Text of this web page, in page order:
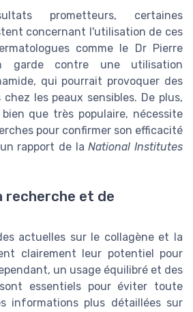
prometteurs, certaines
concernant l'utilisation de ces
comme le Dr Pierre
garde contre une utilisation
qui pourrait provoquer des
les peaux sensibles. De plus,
que très populaire, nécessite
pour confirmer son efficacité
rapport de laNational Institutes
recherche et de
actuelles sur le collagène et la
clairement leur potentiel pour
un usage équilibré et des
essentiels pour éviter toute
informations plus détaillées sur